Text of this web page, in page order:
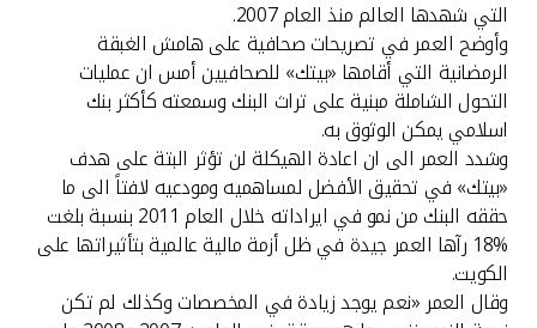
التي شهدها العالم منذ العام 2007.
وأوضح العمر في تصريحات صحافية على هامش الغبقة
الرمضانية التي أقامها «بيتك» للصحافيين أمس ان عمليات
التحول الشاملة مبنية على تراث البنك وسمعته كأكثر بنك
اسلامي يمكن الوثوق به.
وشدد العمر الى ان اعادة الهيكلة لن تؤثر البتة على هدف
«بيتك» في تحقيق الأفضل لمساهميه ومودعيه لافتاً الى ما
حققه البنك من نمو في ايراداته خلال العام 2011 بنسبة بلغت
%18 رآها العمر جيدة في ظل أزمة مالية عالمية بتأثيراتها على
الكويت.
وقال العمر «نعم يوجد زيادة في المخصصات وكذلك لم تكن